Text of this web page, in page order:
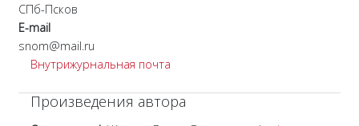
СПб-Псков
E-mail
snom@mail.ru
Внутрижурнальная почта
Произведения автора